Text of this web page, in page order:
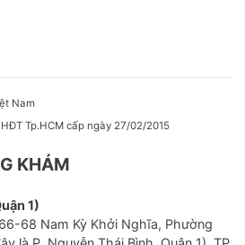
Nam
Tp.HCM cấp ngày 27/02/2015
KHÁM
1)
68 Nam Kỳ Khởi Nghĩa, Phường